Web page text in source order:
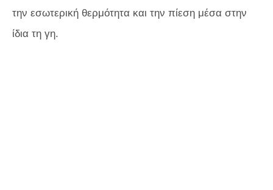
την εσωτερική θερμότητα και την πίεση μέσα στην
ίδια τη γη.